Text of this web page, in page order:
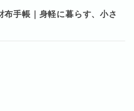
布手帳｜身軽に暮らす、小さ